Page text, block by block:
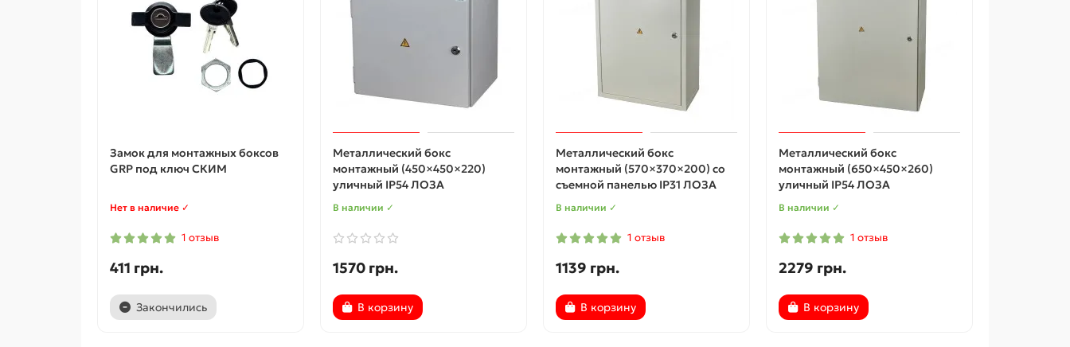
Замок для монтажных боксов
GRP под ключ СКИМ
Нет в наличие ✓
1 отзыв
411 грн.
Закончились
Металлический бокс
монтажный (450×450×220)
уличный IP54 ЛОЗА
В наличии ✓
1570 грн.
В корзину
Металлический бокс
монтажный (570×370×200) со
съемной панелью IP31 ЛОЗА
В наличии ✓
1 отзыв
1139 грн.
В корзину
Металлический бокс
монтажный (650×450×260)
уличный IP54 ЛОЗА
В наличии ✓
1 отзыв
2279 грн.
В корзину